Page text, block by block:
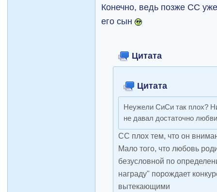
Конечно, ведь позже СС
его сын
Цитата
Цитата
Неужели СиСи так плох?
не давал достаточно
СС плох тем, что он
Мало того, что любовь
безусловной по
награду" порождает
вытекающими